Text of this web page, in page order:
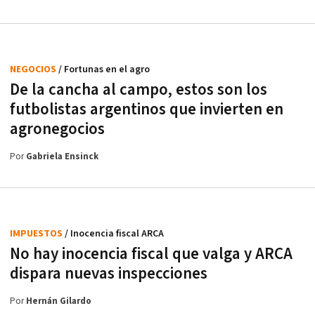
De la cancha al campo, estos son los
futbolistas argentinos que invierten en
agronegocios
NEGOCIOS / Fortunas en el agro
PorGabriela Ensinck
No hay inocencia fiscal que valga y ARCA
dispara nuevas inspecciones
IMPUESTOS / Inocencia fiscal ARCA
PorHernán Gilardo